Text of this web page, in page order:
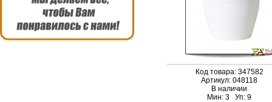
Код товара: 347582
Артикул: 048118
В наличии
Мин: 3 Уп: 9